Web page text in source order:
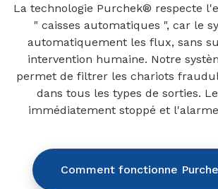
La technologie Purchek® respecte
" caisses automatiques ", car le
automatiquement les flux, sans
intervention humaine. Notre
permet de filtrer les chariots
dans tous les types de sorties.
immédiatement stoppé et
Comment fonctionne